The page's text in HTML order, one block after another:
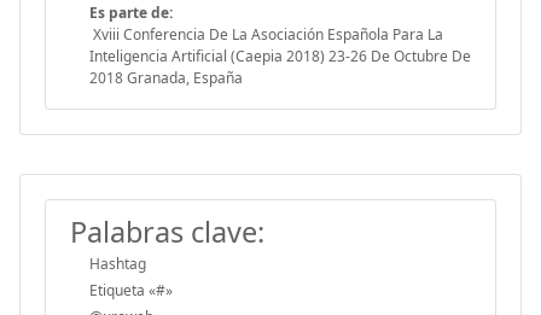
Es parte de:
Xviii Conferencia De La Asociación Española Para La
Inteligencia Artificial (Caepia 2018) 23-26 De Octubre De
2018 Granada, España
Palabras clave:
Hashtag
Etiqueta «#»